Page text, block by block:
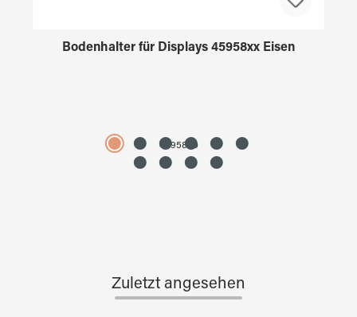
Bodenhalter für Displays 45958xx Eisen
4595890
Zuletzt angesehen